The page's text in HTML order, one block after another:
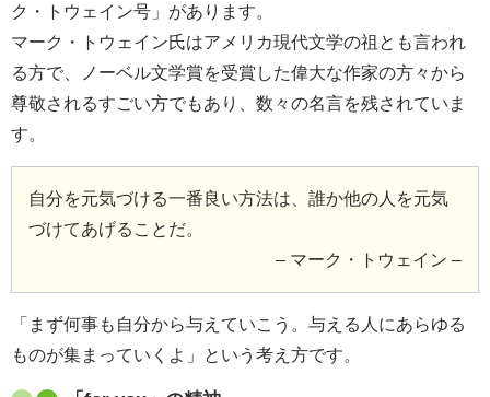
ク・トウェイン号」があります。
マーク・トウェイン氏はアメリカ現代文学の祖とも言われ
る方で、ノーベル文学賞を受賞した偉大な作家の方々から
尊敬されるすごい方でもあり、数々の名言を残されていま
す。
自分を元気づける一番良い方法は、誰か他の人を元気
づけてあげることだ。
– マーク・トウェイン –
「まず何事も自分から与えていこう。与える人にあらゆる
ものが集まっていくよ」という考え方です。